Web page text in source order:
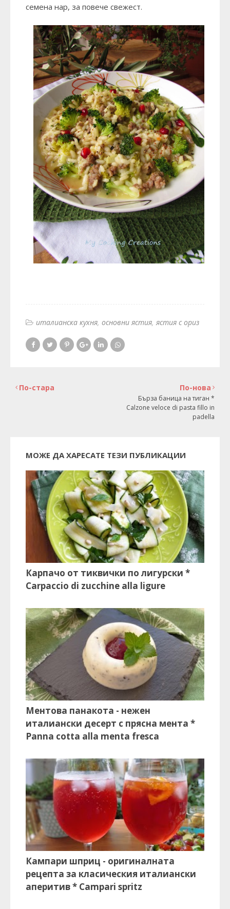
семена нар, за повече свежест.
италианска кухня основни ястия ястия с ориз
По-нова
Бърза баница на тиган *
Calzone veloce di pasta fillo in
padella
По-стара
МОЖЕ ДА ХАРЕСАТЕ ТЕЗИ ПУБЛИКАЦИИ
Карпачо от тиквички по лигурски *
Carpaccio di zucchine alla ligure
Ментова панакота - нежен
италиански десерт с прясна мента *
Panna cotta alla menta fresca
Кампари шприц - оригиналната
рецепта за класическия италиански
аперитив * Campari spritz